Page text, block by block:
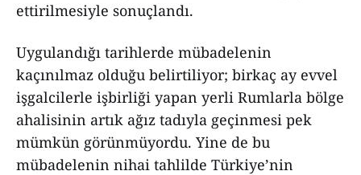
ettirilmesiyle sonuçlandı.
Uygulandığı tarihlerde mübadelenin
kaçınılmaz olduğu belirtiliyor; birkaç ay evvel
işgalcilerle işbirliği yapan yerli Rumlarla bölge
ahalisinin artık ağız tadıyla geçinmesi pek
mümkün görünmüyordu. Yine de bu
mübadelenin nihai tahlilde Türkiye’nin